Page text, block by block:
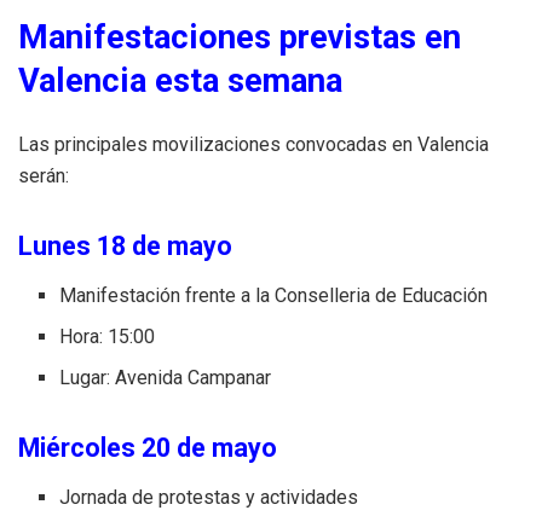
Manifestaciones previstas en
Valencia esta semana
Las principales movilizaciones convocadas en Valencia
serán:
Lunes 18 de mayo
Manifestación frente a la Conselleria de Educación
Hora: 15:00
Lugar: Avenida Campanar
Miércoles 20 de mayo
Jornada de protestas y actividades